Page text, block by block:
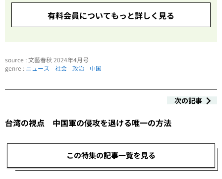
有料会員についてもっと詳しく見る
source : 文藝春秋 2024年4月号
genre : ニュース 社会 政治 中国
次の記事
台湾の視点 中国軍の侵攻を退ける唯一の方法
この特集の記事一覧を見る